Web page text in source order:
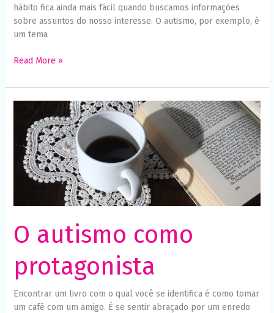
hábito fica ainda mais fácil quando buscamos informações
sobre assuntos do nosso interesse. O autismo, por exemplo, é
um tema
Read More »
O autismo como
protagonista
Encontrar um livro com o qual você se identifica é como tomar
um café com um amigo. É se sentir abraçado por um enredo
autismo
como
protagonista